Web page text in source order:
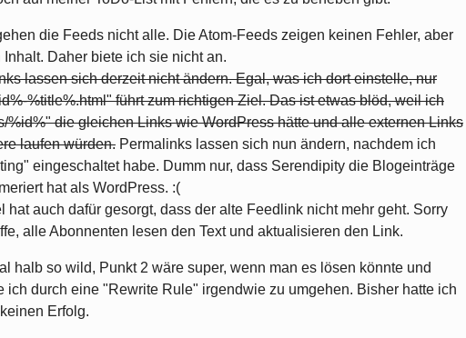
die Feeds nicht alle. Die Atom-Feeds zeigen keinen Fehler, aber
Daher biete ich sie nicht an.
lassen sich derzeit nicht ändern. Egal, was ich dort einstelle, nur
%title%.html" führt zum richtigen Ziel. Das ist etwas blöd, weil ich
%id%" die gleichen Links wie WordPress hätte und alle externen Links
laufen würden. Permalinks lassen sich nun ändern, nachdem ich
eingeschaltet habe. Dumm nur, dass Serendipity die Blogeinträge
hat als WordPress. :(
hat auch dafür gesorgt, dass der alte Feedlink nicht mehr geht. Sorry
alle Abonnenten lesen den Text und aktualisieren den Link.
halb so wild, Punkt 2 wäre super, wenn man es lösen könnte und
ich durch eine "Rewrite Rule" irgendwie zu umgehen. Bisher hatte ich
Erfolg.